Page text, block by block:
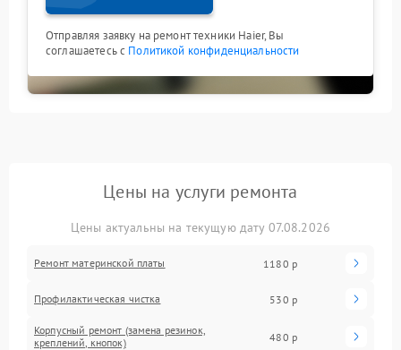
Отправляя заявку на ремонт техники Haier, Вы
соглашаетесь с Политикой конфиденциальности
Цены на услуги ремонта
Цены актуальны на текущую дату 07.08.2026
Ремонт материнской платы 1180 р
Профилактическая чистка 530 р
Корпусный ремонт (замена резинок,
креплений, кнопок)
480 р